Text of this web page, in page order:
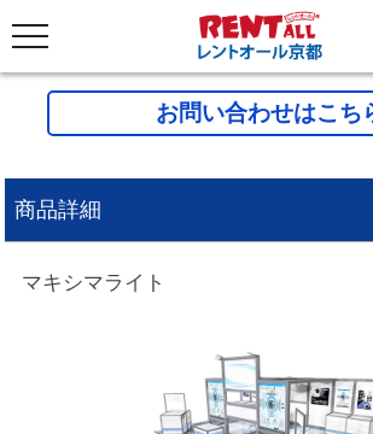
お問い合わせはこち
商品詳細
マキシマライト